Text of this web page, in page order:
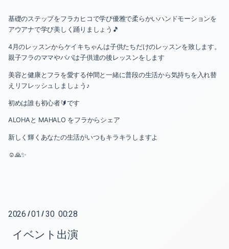
基礎のステップをフラカヒコで学び優雅で柔らかいハンドモーションを
アウアナで学び美しく踊りましょう🎵
4月のレッスンからケイキちゃんは子供たちだけのレッスンを致します。
親子フラのママやパパは子供達の後レッスンをします
美容と健康とフラを愛する仲間と一緒に普段の生活から気持ちを入れ替
えリフレッシュしましょう♪
初めは誰も初心者🔰です
ALOHAと MAHALO をフラからシェア
新しく輝くあなたの生活がいつもキラキラしますよ
☺️🙏✨
2026 /01 / 30 00:28
イベント出演